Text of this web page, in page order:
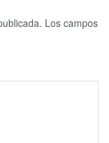
Los campos